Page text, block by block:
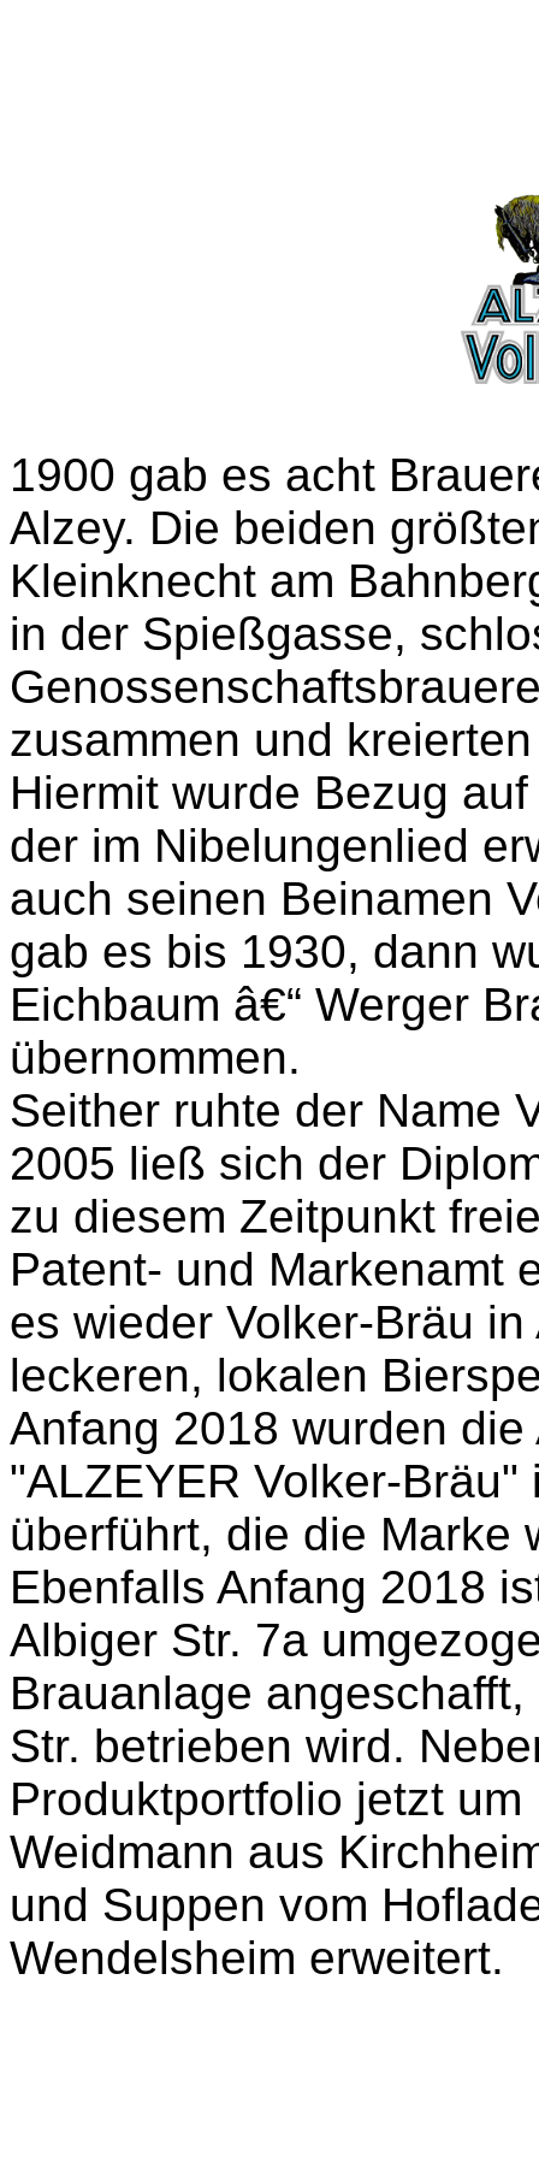
1900 gab es acht
Alzey. Die beiden
Kleinknecht am
in der Spießgasse,
zusammen und
Hiermit wurde Bezug
der im Nibelungenlied
auch seinen Beinamen
gab es bis 1930, dann
Eichbaum â€“ Werger
übernommen.
Seither ruhte der Name
2005 ließ sich der
zu diesem Zeitpunkt
Patent- und Markenamt
es wieder Volker-Bräu
leckeren, lokalen
Anfang 2018 wurden
"ALZEYER Volker-
überführt, die die Marke
Ebenfalls Anfang 2018
Albiger Str. 7a
Brauanlage
Str. betrieben wird.
Produktportfolio jetzt
Weidmann aus
und Suppen vom
Wendelsheim erweitert.